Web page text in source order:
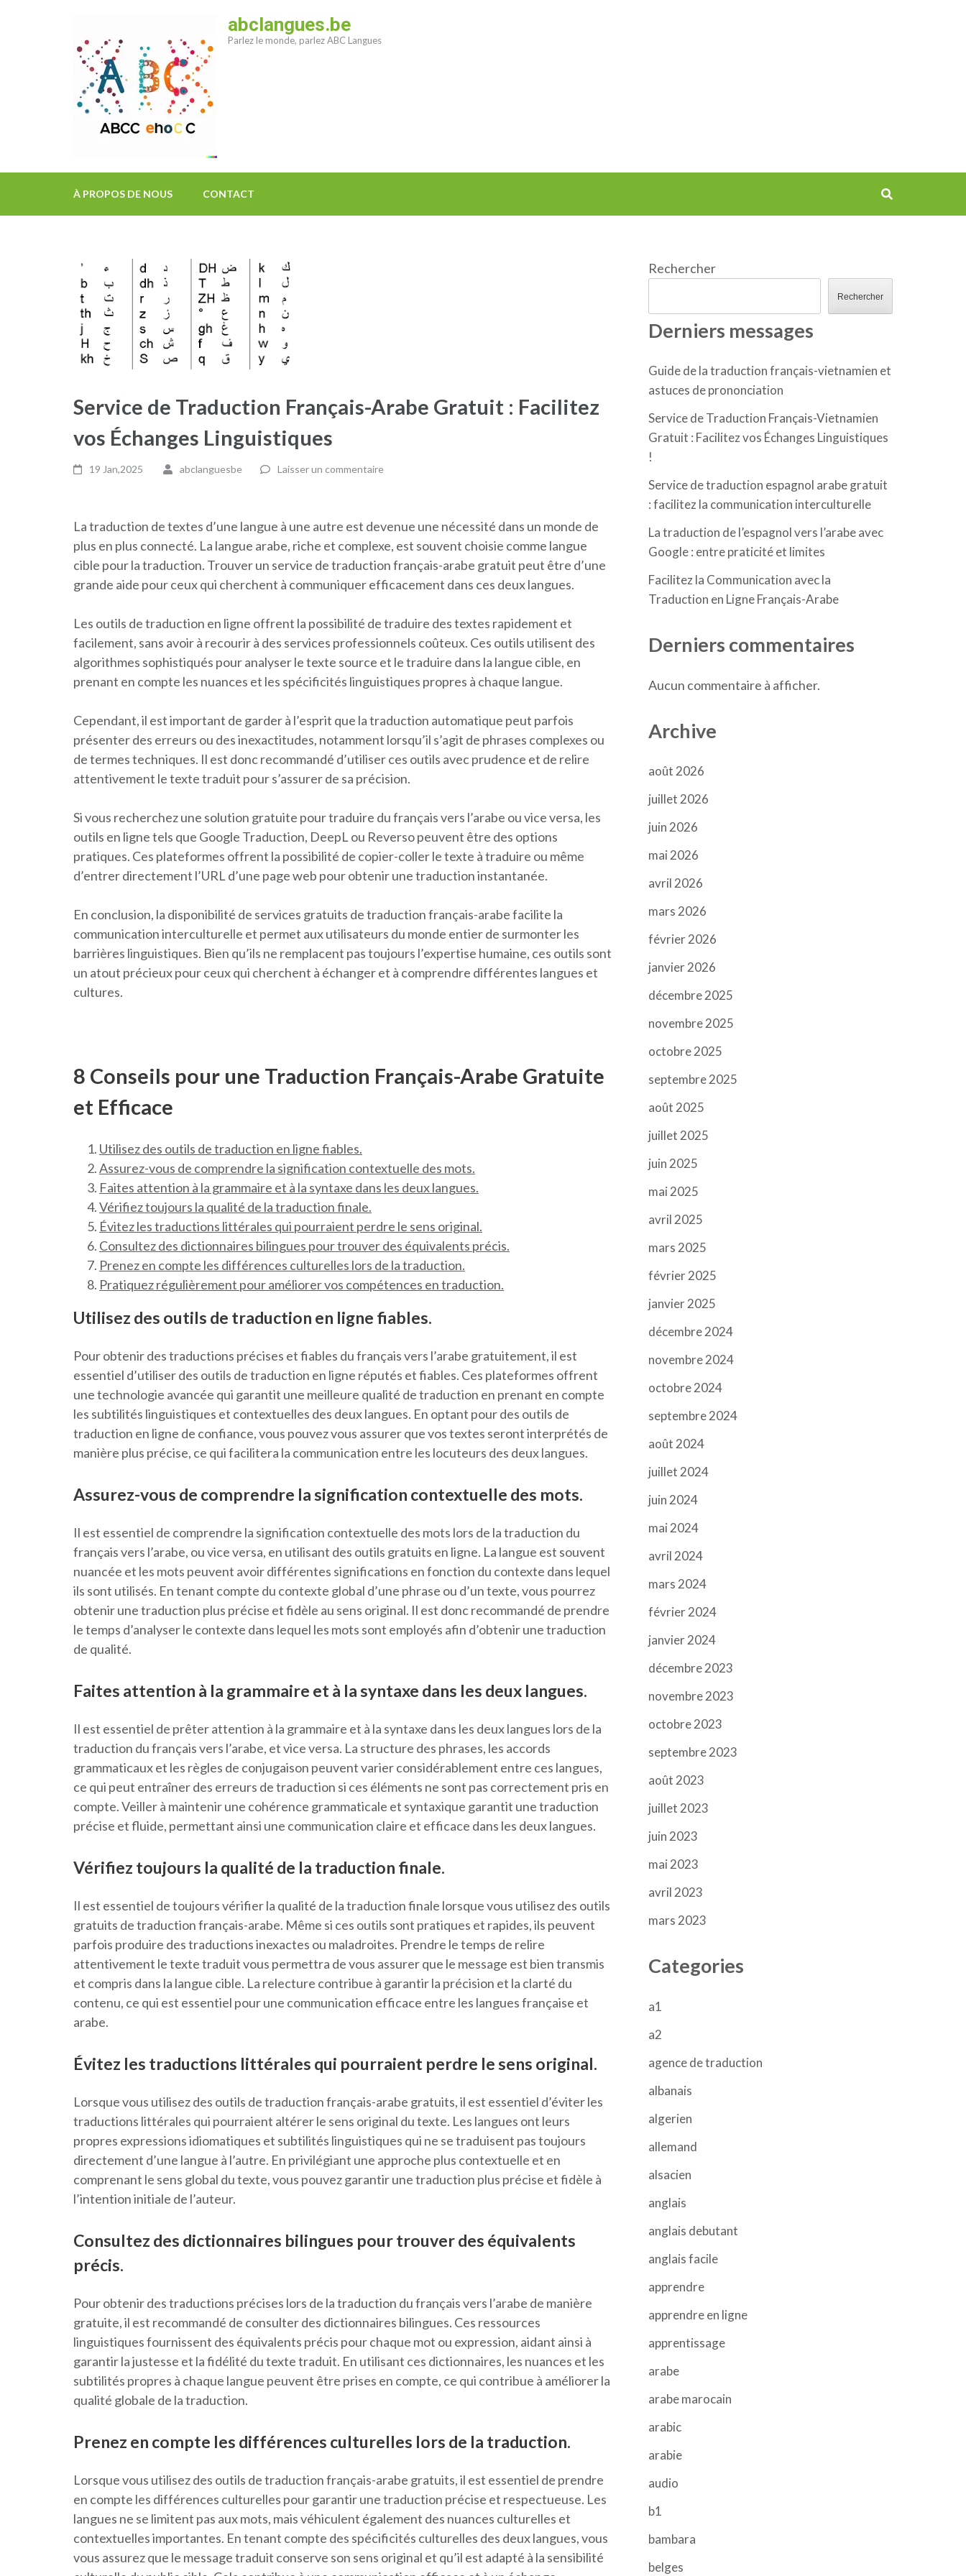
abclangues.be
Parlez le monde, parlez ABC Langues
À PROPOS DE NOUS CONTACT
Service de Traduction Français-Arabe Gratuit : Facilitez
vos Échanges Linguistiques
19 Jan,2025 abclanguesbe Laisser un commentaire
La traduction de textes d’une langue à une autre est devenue une nécessité dans un monde de
plus en plus connecté. La langue arabe, riche et complexe, est souvent choisie comme langue
cible pour la traduction. Trouver un service de traduction français-arabe gratuit peut être d’une
grande aide pour ceux qui cherchent à communiquer efficacement dans ces deux langues.
Les outils de traduction en ligne offrent la possibilité de traduire des textes rapidement et
facilement, sans avoir à recourir à des services professionnels coûteux. Ces outils utilisent des
algorithmes sophistiqués pour analyser le texte source et le traduire dans la langue cible, en
prenant en compte les nuances et les spécificités linguistiques propres à chaque langue.
Cependant, il est important de garder à l’esprit que la traduction automatique peut parfois
présenter des erreurs ou des inexactitudes, notamment lorsqu’il s’agit de phrases complexes ou
de termes techniques. Il est donc recommandé d’utiliser ces outils avec prudence et de relire
attentivement le texte traduit pour s’assurer de sa précision.
Si vous recherchez une solution gratuite pour traduire du français vers l’arabe ou vice versa, les
outils en ligne tels que Google Traduction, DeepL ou Reverso peuvent être des options
pratiques. Ces plateformes offrent la possibilité de copier-coller le texte à traduire ou même
d’entrer directement l’URL d’une page web pour obtenir une traduction instantanée.
En conclusion, la disponibilité de services gratuits de traduction français-arabe facilite la
communication interculturelle et permet aux utilisateurs du monde entier de surmonter les
barrières linguistiques. Bien qu’ils ne remplacent pas toujours l’expertise humaine, ces outils sont
un atout précieux pour ceux qui cherchent à échanger et à comprendre différentes langues et
cultures.
8 Conseils pour une Traduction Français-Arabe Gratuite
et Efficace
Utilisez des outils de traduction en ligne fiables.
Assurez-vous de comprendre la signification contextuelle des mots.
Faites attention à la grammaire et à la syntaxe dans les deux langues.
Vérifiez toujours la qualité de la traduction finale.
Évitez les traductions littérales qui pourraient perdre le sens original.
Consultez des dictionnaires bilingues pour trouver des équivalents précis.
Prenez en compte les différences culturelles lors de la traduction.
Pratiquez régulièrement pour améliorer vos compétences en traduction.
Utilisez des outils de traduction en ligne fiables.
Pour obtenir des traductions précises et fiables du français vers l’arabe gratuitement, il est
essentiel d’utiliser des outils de traduction en ligne réputés et fiables. Ces plateformes offrent
une technologie avancée qui garantit une meilleure qualité de traduction en prenant en compte
les subtilités linguistiques et contextuelles des deux langues. En optant pour des outils de
traduction en ligne de confiance, vous pouvez vous assurer que vos textes seront interprétés de
manière plus précise, ce qui facilitera la communication entre les locuteurs des deux langues.
Assurez-vous de comprendre la signification contextuelle des mots.
Il est essentiel de comprendre la signification contextuelle des mots lors de la traduction du
français vers l’arabe, ou vice versa, en utilisant des outils gratuits en ligne. La langue est souvent
nuancée et les mots peuvent avoir différentes significations en fonction du contexte dans lequel
ils sont utilisés. En tenant compte du contexte global d’une phrase ou d’un texte, vous pourrez
obtenir une traduction plus précise et fidèle au sens original. Il est donc recommandé de prendre
le temps d’analyser le contexte dans lequel les mots sont employés afin d’obtenir une traduction
de qualité.
Faites attention à la grammaire et à la syntaxe dans les deux langues.
Il est essentiel de prêter attention à la grammaire et à la syntaxe dans les deux langues lors de la
traduction du français vers l’arabe, et vice versa. La structure des phrases, les accords
grammaticaux et les règles de conjugaison peuvent varier considérablement entre ces langues,
ce qui peut entraîner des erreurs de traduction si ces éléments ne sont pas correctement pris en
compte. Veiller à maintenir une cohérence grammaticale et syntaxique garantit une traduction
précise et fluide, permettant ainsi une communication claire et efficace dans les deux langues.
Vérifiez toujours la qualité de la traduction finale.
Il est essentiel de toujours vérifier la qualité de la traduction finale lorsque vous utilisez des outils
gratuits de traduction français-arabe. Même si ces outils sont pratiques et rapides, ils peuvent
parfois produire des traductions inexactes ou maladroites. Prendre le temps de relire
attentivement le texte traduit vous permettra de vous assurer que le message est bien transmis
et compris dans la langue cible. La relecture contribue à garantir la précision et la clarté du
contenu, ce qui est essentiel pour une communication efficace entre les langues française et
arabe.
Évitez les traductions littérales qui pourraient perdre le sens original.
Lorsque vous utilisez des outils de traduction français-arabe gratuits, il est essentiel d’éviter les
traductions littérales qui pourraient altérer le sens original du texte. Les langues ont leurs
propres expressions idiomatiques et subtilités linguistiques qui ne se traduisent pas toujours
directement d’une langue à l’autre. En privilégiant une approche plus contextuelle et en
comprenant le sens global du texte, vous pouvez garantir une traduction plus précise et fidèle à
l’intention initiale de l’auteur.
Consultez des dictionnaires bilingues pour trouver des équivalents
précis.
Pour obtenir des traductions précises lors de la traduction du français vers l’arabe de manière
gratuite, il est recommandé de consulter des dictionnaires bilingues. Ces ressources
linguistiques fournissent des équivalents précis pour chaque mot ou expression, aidant ainsi à
garantir la justesse et la fidélité du texte traduit. En utilisant ces dictionnaires, les nuances et les
subtilités propres à chaque langue peuvent être prises en compte, ce qui contribue à améliorer la
qualité globale de la traduction.
Prenez en compte les différences culturelles lors de la traduction.
Lorsque vous utilisez des outils de traduction français-arabe gratuits, il est essentiel de prendre
en compte les différences culturelles pour garantir une traduction précise et respectueuse. Les
langues ne se limitent pas aux mots, mais véhiculent également des nuances culturelles et
contextuelles importantes. En tenant compte des spécificités culturelles des deux langues, vous
vous assurez que le message traduit conserve son sens original et qu’il est adapté à la sensibilité
Rechercher
Rechercher
Derniers messages
Guide de la traduction français-vietnamien et
astuces de prononciation
Service de Traduction Français-Vietnamien
Gratuit : Facilitez vos Échanges Linguistiques
!
Service de traduction espagnol arabe gratuit
: facilitez la communication interculturelle
La traduction de l’espagnol vers l’arabe avec
Google : entre praticité et limites
Facilitez la Communication avec la
Traduction en Ligne Français-Arabe
Derniers commentaires
Aucun commentaire à afficher.
Archive
août 2026
juillet 2026
juin 2026
mai 2026
avril 2026
mars 2026
février 2026
janvier 2026
décembre 2025
novembre 2025
octobre 2025
septembre 2025
août 2025
juillet 2025
juin 2025
mai 2025
avril 2025
mars 2025
février 2025
janvier 2025
décembre 2024
novembre 2024
octobre 2024
septembre 2024
août 2024
juillet 2024
juin 2024
mai 2024
avril 2024
mars 2024
février 2024
janvier 2024
décembre 2023
novembre 2023
octobre 2023
septembre 2023
août 2023
juillet 2023
juin 2023
mai 2023
avril 2023
mars 2023
Categories
a1
a2
agence de traduction
albanais
algerien
allemand
alsacien
anglais
anglais debutant
anglais facile
apprendre
apprendre en ligne
apprentissage
arabe
arabe marocain
arabic
arabie
audio
b1
bambara
belges